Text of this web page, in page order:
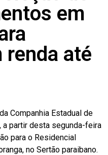
em
até
Companhia Estadual de
a partir desta segunda-feira
para o Residencial
no Sertão paraibano.